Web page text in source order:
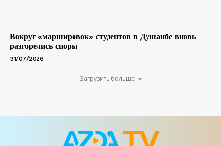
Вокруг «маршировок» студентов в Душанбе вновь
разгорелись споры
31/07/2026
Загрузить больше